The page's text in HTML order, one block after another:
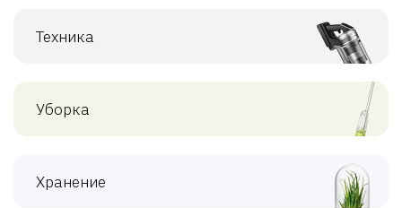
Техника
Уборка
Хранение